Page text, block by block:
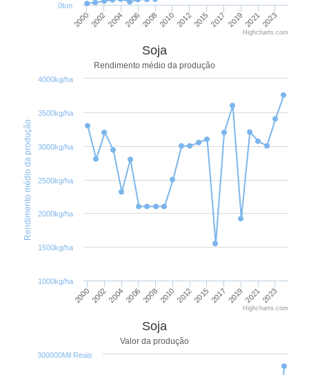
200020022004200620082010201220152017 201920212023
0ton
Highcharts.com
Rendimento médio da produção
Soja
Rendimento médio da produção
200020022004200620082010201220152017 201920212023
1000kg/ha
1500kg/ha
2000kg/ha
2500kg/ha
3000kg/ha
3500kg/ha
4000kg/ha
Highcharts.com
Soja
Valor da produção
300000Mil Reais